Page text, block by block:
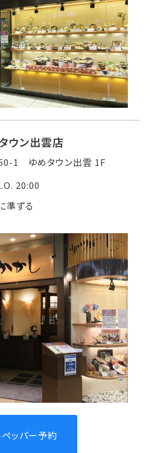
ウン出雲店
1 ゆめタウン出雲 1F
20:00
準ずる
ペッパー予約